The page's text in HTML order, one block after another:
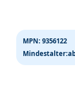
Nostalgielok
Sound
Menge
MPN: 9356122
Mindestalter: